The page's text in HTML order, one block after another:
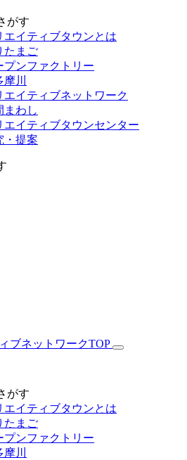
がす
エイティブタウンとは
たまご
プンファクトリー
川
エイティブネットワーク
まわし
エイティブタウンセンター
・提案
ブネットワークTOP
がす
エイティブタウンとは
たまご
プンファクトリー
川